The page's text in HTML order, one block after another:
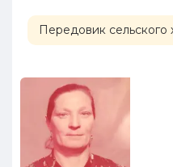
Передовик сельского